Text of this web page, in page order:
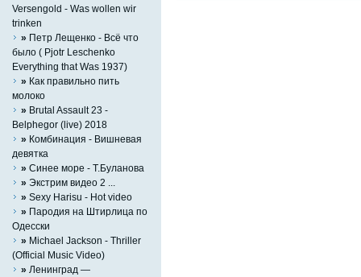
Versengold - Was wollen wir
trinken
» Петр Лещенко - Всё что
было ( Pjotr Leschenko
Everything that Was 1937)
» Как правильно пить
молоко
» Brutal Assault 23 -
Belphegor (live) 2018
» Комбинация - Вишневая
девятка
» Синее море - Т.Буланова
» Экстрим видео 2 ...
» Sexy Harisu - Hot video
» Пародия на Штирлицa по
Одесски
» Michael Jackson - Thriller
(Official Music Video)
» Ленинград —